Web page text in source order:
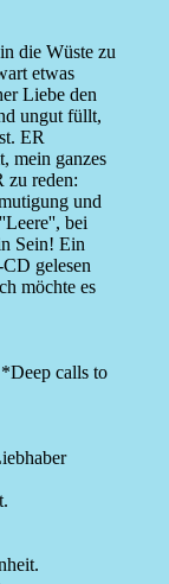
die Wüste zu
etwas
Liebe den
ungut füllt,
ER
mein ganzes
zu reden:
und
bei
Sein! Ein
gelesen
möchte es
calls to